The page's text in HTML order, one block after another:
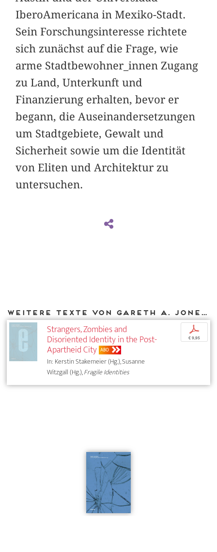
IberoAmericana in Mexiko-Stadt.
Sein Forschungsinteresse richtete
sich zunächst auf die Frage, wie
arme Stadtbewohner_innen Zugang
zu Land, Unterkunft und
Finanzierung erhalten, bevor er
begann, die Auseinandersetzungen
um Stadtgebiete, Gewalt und
Sicherheit sowie um die Identität
von Eliten und Architektur zu
untersuchen.
Weitere Texte von Gareth A. Jones bei DIAPHANES
Strangers, Zombies and
Disoriented Identity in the Post-
Apartheid City ABO
In: Kerstin Stakemeier (Hg.), Susanne
Witzgall (Hg.),Fragile Identities
p
€ 9,95